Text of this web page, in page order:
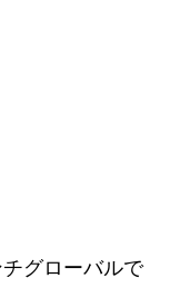
グローバルで